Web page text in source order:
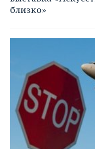
близко»